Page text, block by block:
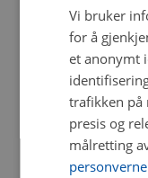
Vi bruker
for å
et anonymt
trafikken på
presis og
målretting